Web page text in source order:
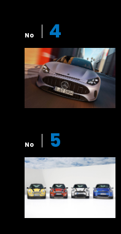
No 4
No 5